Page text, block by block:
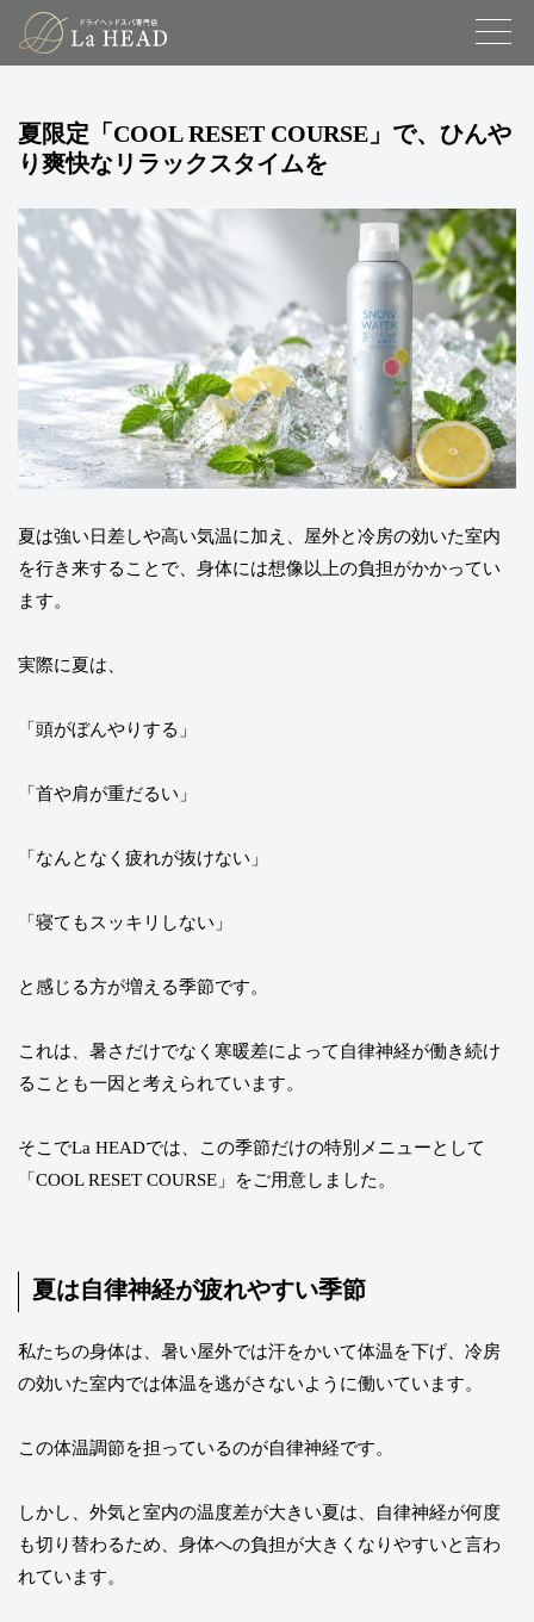
夏限定「COOL RESET COURSE」で、ひんや
り爽快なリラックスタイムを
夏は強い日差しや高い気温に加え、屋外と冷房の効いた室内
を行き来することで、身体には想像以上の負担がかかってい
ます。
実際に夏は、
「頭がぼんやりする」
「首や肩が重だるい」
「なんとなく疲れが抜けない」
「寝てもスッキリしない」
と感じる方が増える季節です。
これは、暑さだけでなく寒暖差によって自律神経が働き続け
ることも一因と考えられています。
そこでLa HEADでは、この季節だけの特別メニューとして
「COOL RESET COURSE」をご用意しました。
夏は自律神経が疲れやすい季節
私たちの身体は、暑い屋外では汗をかいて体温を下げ、冷房
の効いた室内では体温を逃がさないように働いています。
この体温調節を担っているのが自律神経です。
しかし、外気と室内の温度差が大きい夏は、自律神経が何度
も切り替わるため、身体への負担が大きくなりやすいと言わ
れています。